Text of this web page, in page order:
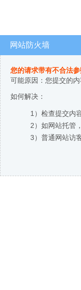
网站防火墙
您的请求带有不合法
可能原因：您提交的
如何解决：
1）检查提交内
2）如网站托管
3）普通网站访